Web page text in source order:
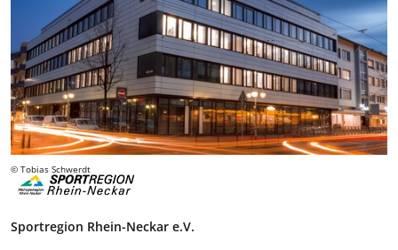
© Tobias Schwerdt
Sportregion Rhein-Neckar e.V.